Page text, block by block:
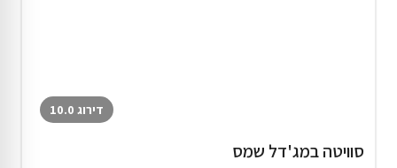
דירוג 10.0
סוויטה במג'דל שמס